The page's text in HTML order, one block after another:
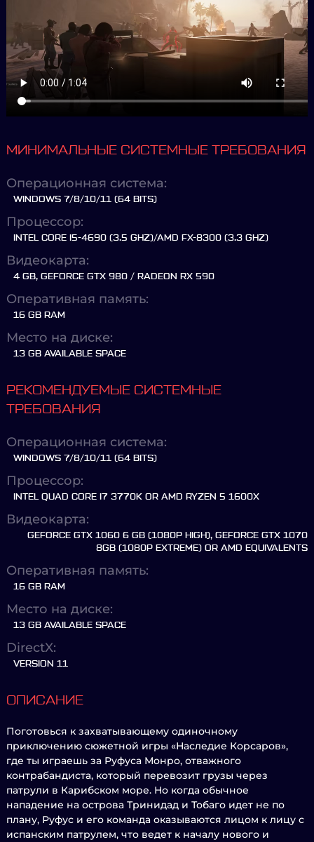
МИНИМАЛЬНЫЕ СИСТЕМНЫЕ ТРЕБОВАНИЯ
Операционная система:
WINDOWS 7/8/10/11 (64 BITS)
Процессор:
INTEL CORE I5-4690 (3.5 GHZ)/AMD FX-8300 (3.3 GHZ)
Видеокарта:
4 GB, GEFORCE GTX 980 / RADEON RX 590
Оперативная память:
16 GB RAM
Место на диске:
13 GB AVAILABLE SPACE
РЕКОМЕНДУЕМЫЕ СИСТЕМНЫЕ
ТРЕБОВАНИЯ
Операционная система:
WINDOWS 7/8/10/11 (64 BITS)
Процессор:
INTEL QUAD CORE I7 3770K OR AMD RYZEN 5 1600X
Видеокарта:
GEFORCE GTX 1060 6 GB (1080P HIGH), GEFORCE GTX 1070
8GB (1080P EXTREME) OR AMD EQUIVALENTS
Оперативная память:
16 GB RAM
Место на диске:
13 GB AVAILABLE SPACE
DirectX:
VERSION 11
ОПИСАНИЕ
Поготовься к захватывающему одиночному
приключению сюжетной игры «Наследие Корсаров»,
где ты играешь за Руфуса Монро, отважного
контрабандиста, который перевозит грузы через
патрули в Карибском море. Но когда обычное
нападение на острова Тринидад и Тобаго идет не по
плану, Руфус и его команда оказываются лицом к лицу с
испанским патрулем, что ведет к началу нового и